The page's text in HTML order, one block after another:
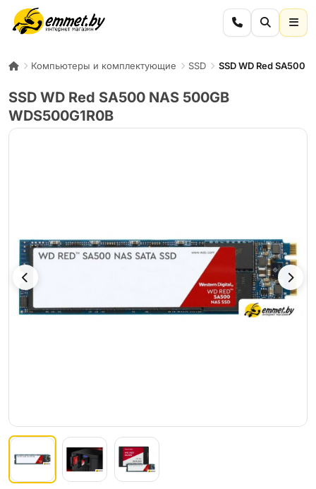
Компьютеры и комплектующие SSD SSD WD Red SA500
SSD WD Red SA500 NAS 500GB
WDS500G1R0B